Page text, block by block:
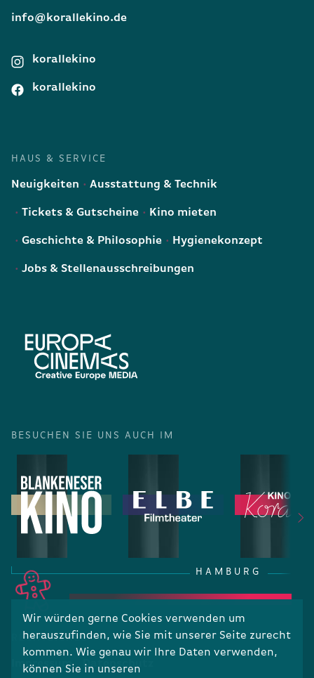
Wir würden gerne Cookies verwenden um
herauszufinden, wie Sie mit unserer Seite zurecht
kommen. Wie genau wir Ihre Daten verwenden,
können Sie in unseren
info@korallekino.de
korallekino
korallekino
HAUS & SERVICE
Neuigkeiten Ausstattung & Technik
Tickets & Gutscheine Kino mieten
Geschichte & Philosophie Hygienekonzept
Jobs & Stellenausschreibungen
BESUCHEN SIE UNS AUCH IM
HAMBURG
RECHTLICHES
Impressum Datenschutz